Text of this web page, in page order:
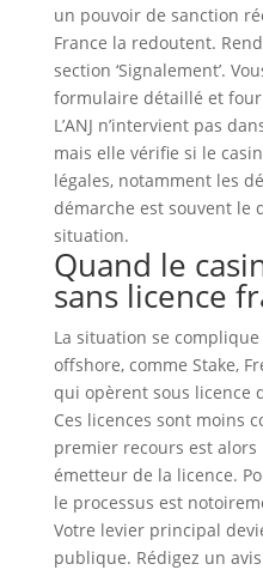
un pouvoir de sanction
France la redoutent.
section ‘Signalement’.
formulaire détaillé et
L’ANJ n’intervient pas
mais elle vérifie si le
légales, notamment les
démarche est souvent le
situation.
Quand le
sans licence
La situation se
offshore, comme Stake,
qui opèrent sous licence
Ces licences sont moins
premier recours est alors
émetteur de la licence.
le processus est
Votre levier principal
publique. Rédigez un